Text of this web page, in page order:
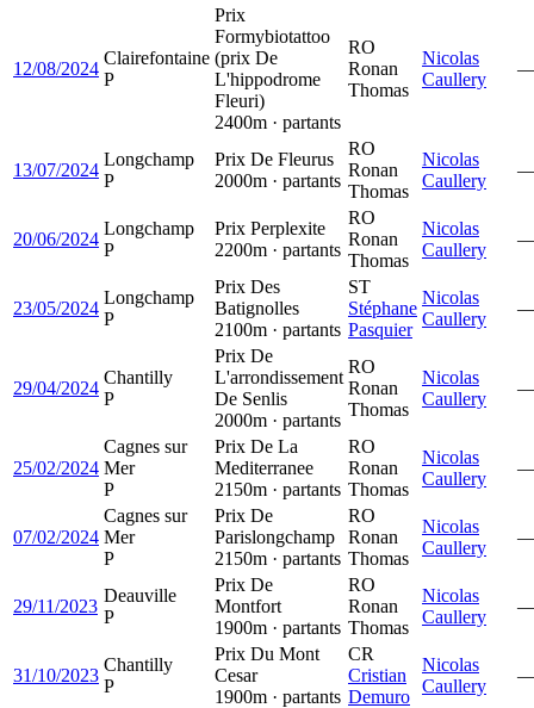
12/08/2024
Clairefontaine
P
Prix
Formybiotattoo
(prix De
L'hippodrome
Fleuri)
2400m · partants
RO
Ronan
Thomas
Nicolas
Caullery
13/07/2024
Longchamp
P
Prix De Fleurus
2000m · partants
RO
Ronan
Thomas
Nicolas
Caullery
20/06/2024
Longchamp
P
Prix Perplexite
2200m · partants
RO
Ronan
Thomas
Nicolas
Caullery
23/05/2024
Longchamp
P
Prix Des
Batignolles
2100m · partants
ST
Stéphane
Pasquier
Nicolas
Caullery
29/04/2024
Chantilly
P
Prix De
L'arrondissement
De Senlis
2000m · partants
RO
Ronan
Thomas
Nicolas
Caullery
25/02/2024
Cagnes sur
Mer
P
Prix De La
Mediterranee
2150m · partants
RO
Ronan
Thomas
Nicolas
Caullery
07/02/2024
Cagnes sur
Mer
P
Prix De
Parislongchamp
2150m · partants
RO
Ronan
Thomas
Nicolas
Caullery
29/11/2023
Deauville
P
Prix De
Montfort
1900m · partants
RO
Ronan
Thomas
Nicolas
Caullery
31/10/2023
Chantilly
P
Prix Du Mont
Cesar
1900m · partants
CR
Cristian
Demuro
Nicolas
Caullery